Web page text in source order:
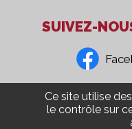
SUIVEZ-
Confidentialité
Ce site utilise
le contrôle sur